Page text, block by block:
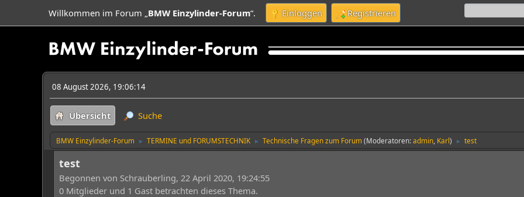
Willkommen im Forum „BMW Einzylinder-Forum“. Einloggen Registrieren
08 August 2026, 19:06:14
Übersicht Suche
BMW Einzylinder-Forum ► TERMINE und FORUMSTECHNIK ► Technische Fragen zum Forum (Moderatoren:admin, Karl) ► test
test
Begonnen von Schrauberling, 22 April 2020, 19:24:55
0 Mitglieder und 1 Gast betrachten dieses Thema.